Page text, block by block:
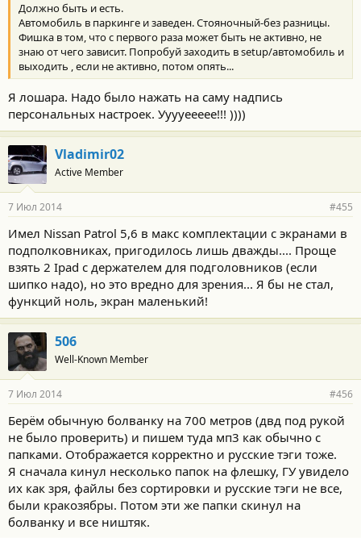
Должно быть и есть.
Автомобиль в паркинге и заведен. Стояночный-без разницы.
Фишка в том, что с первого раза может быть не активно, не
знаю от чего зависит. Попробуй заходить в setup/автомобиль и
выходить , если не активно, потом опять...
Я лошара. Надо было нажать на саму надпись
персональных настроек. Ууууеееее!!! ))))
Vladimir02
Active Member
7 Июл 2014 #455
Имел Nissan Patrol 5,6 в макс комплектации с экранами в
подполковниках, пригодилось лишь дважды.... Проще
взять 2 Ipad с держателем для подголовников (если
шипко надо), но это вредно для зрения... Я бы не стал,
функций ноль, экран маленький!
506
Well-Known Member
7 Июл 2014 #456
Берём обычную болванку на 700 метров (двд под рукой
не было проверить) и пишем туда мп3 как обычно с
папками. Отображается корректно и русские тэги тоже.
Я сначала кинул несколько папок на флешку, ГУ увидело
их как зря, файлы без сортировки и русские тэги не все,
были кракозябры. Потом эти же папки скинул на
болванку и все ништяк.